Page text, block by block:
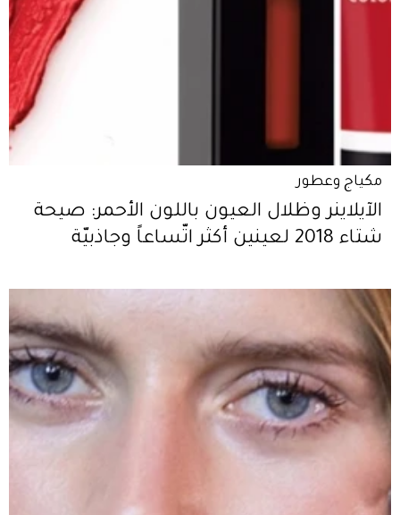
مكياج وعطور
الآيلاينر وظلال العيون باللون الأحمر: صيحة
شتاء 2018 لعينين أكثر اتّساعاً وجاذبيّة